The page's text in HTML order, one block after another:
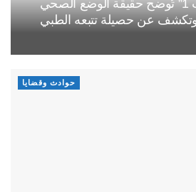
إدارة سجن “العرجات 1” تُوضح حقيقة الوضع الصحي
عن حصيلة تتبعه الطبي
حوادث وقضايا